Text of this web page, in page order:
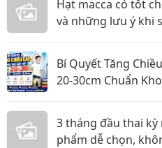
Hạt macca có tốt
và những lưu ý khi
Bí Quyết Tăng
20-30cm Chuẩn
3 tháng đầu thai kỳ
phẩm dễ chọn,